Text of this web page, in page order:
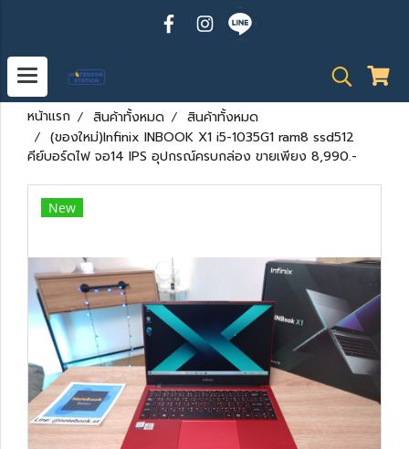
หน้าแรก สินค้าทั้งหมด
สินค้าทั้งหมด
(ของใหม่)Infinix INBOOK X1 i5-1035G1 ram8 ssd512
คีย์บอร์ดไฟ จอ14 IPS อุปกรณ์ครบกล่อง ขายเพียง 8,990.-
New